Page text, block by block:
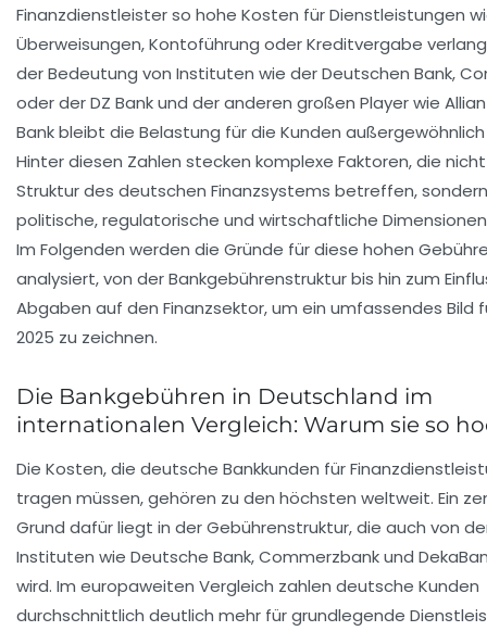
Finanzdienstleister so hohe Kosten für Dienstleistungen
Überweisungen, Kontoführung oder Kreditvergabe
der Bedeutung von Instituten wie der Deutschen Bank,
oder der DZ Bank und der anderen großen Player wie
Bank bleibt die Belastung für die Kunden
Hinter diesen Zahlen stecken komplexe Faktoren, die
Struktur des deutschen Finanzsystems betreffen,
politische, regulatorische und wirtschaftliche
Im Folgenden werden die Gründe für diese hohen
analysiert, von der Bankgebührenstruktur bis hin zum
Abgaben auf den Finanzsektor, um ein umfassendes Bild
2025 zu zeichnen.
Die Bankgebühren in Deutschland im
internationalen Vergleich: Warum sie so
Die Kosten, die deutsche Bankkunden für
tragen müssen, gehören zu den höchsten weltweit. Ein
Grund dafür liegt in der Gebührenstruktur, die auch von
Instituten wie Deutsche Bank, Commerzbank und
wird. Im europaweiten Vergleich zahlen deutsche Kunden
durchschnittlich deutlich mehr für grundlegende